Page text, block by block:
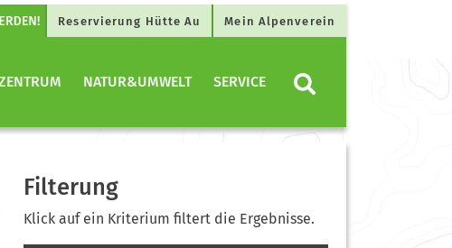
Reservierung Hütte Au Mein Alpenverein
NATUR&UMWELT SERVICE
Filterung
Klick auf ein Kriterium filtert die Ergebnisse.